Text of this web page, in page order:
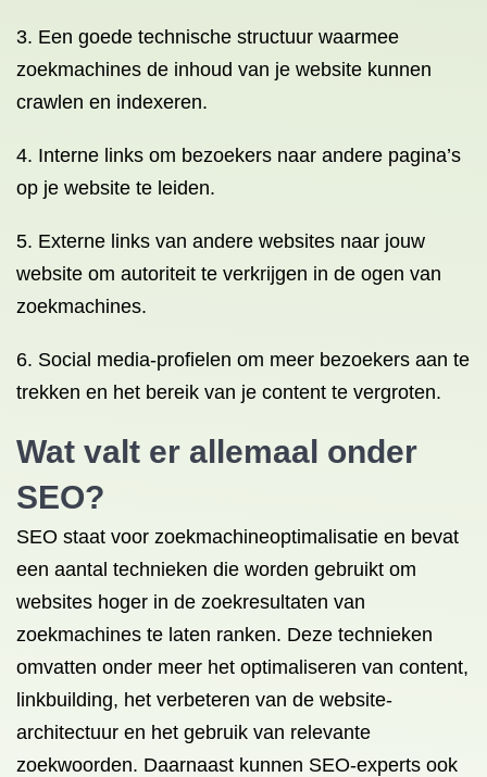
3. Een goede technische structuur waarmee
zoekmachines de inhoud van je website kunnen
crawlen en indexeren.
4. Interne links om bezoekers naar andere pagina’s
op je website te leiden.
5. Externe links van andere websites naar jouw
website om autoriteit te verkrijgen in de ogen van
zoekmachines.
6. Social media-profielen om meer bezoekers aan te
trekken en het bereik van je content te vergroten.
Wat valt er allemaal onder
SEO?
SEO staat voor zoekmachineoptimalisatie en bevat
een aantal technieken die worden gebruikt om
websites hoger in de zoekresultaten van
zoekmachines te laten ranken. Deze technieken
omvatten onder meer het optimaliseren van content,
linkbuilding, het verbeteren van de website-
architectuur en het gebruik van relevante
zoekwoorden. Daarnaast kunnen SEO-experts ook